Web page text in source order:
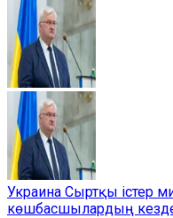
Украина Сыртқы істер
көшбасшылардың